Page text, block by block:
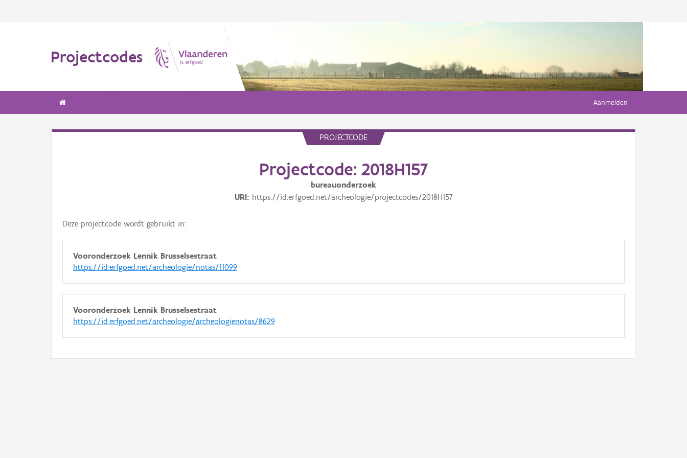
Projectcodes
Aanmelden
PROJECTCODE
Projectcode: 2018H157
bureauonderzoek
URI
https://id.erfgoed.net/archeologie/projectcodes/2018H157
Deze projectcode wordt gebruikt in:
Vooronderzoek Lennik Brusselsestraat
https://id.erfgoed.net/archeologie/notas/11099
Vooronderzoek Lennik Brusselsestraat
https://id.erfgoed.net/archeologie/archeologienotas/8629